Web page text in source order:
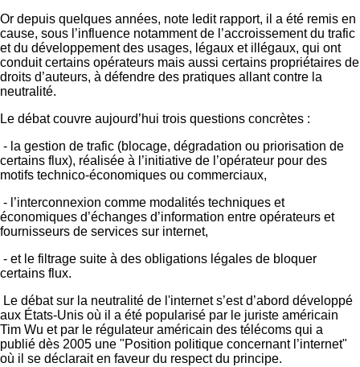
Or depuis quelques années, note ledit rapport, il a été remis en
cause, sous l’influence notamment de l’accroissement du trafic
et du développement des usages, légaux et illégaux, qui ont
conduit certains opérateurs mais aussi certains propriétaires de
droits d’auteurs, à défendre des pratiques allant contre la
neutralité.
Le débat couvre aujourd’hui trois questions concrètes :
- la gestion de trafic (blocage, dégradation ou priorisation de
certains flux), réalisée à l’initiative de l’opérateur pour des
motifs technico-économiques ou commerciaux,
- l’interconnexion comme modalités techniques et
économiques d’échanges d’information entre opérateurs et
fournisseurs de services sur internet,
- et le filtrage suite à des obligations légales de bloquer
certains flux.
Le débat sur la neutralité de l'internet s’est d’abord développé
aux États-Unis où il a été popularisé par le juriste américain
Tim Wu et par le régulateur américain des télécoms qui a
publié dès 2005 une "Position politique concernant l’internet"
où il se déclarait en faveur du respect du principe.